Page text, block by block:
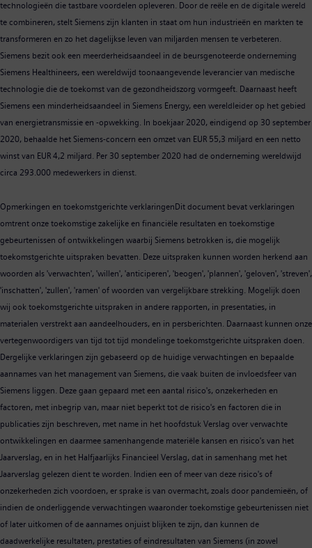
technologieën die tastbare voordelen opleveren. Door de reële en de digitale wereld
te combineren, stelt Siemens zijn klanten in staat om hun industrieën en markten te
transformeren en zo het dagelijkse leven van miljarden mensen te verbeteren.
Siemens bezit ook een meerderheidsaandeel in de beursgenoteerde onderneming
Siemens Healthineers, een wereldwijd toonaangevende leverancier van medische
technologie die de toekomst van de gezondheidszorg vormgeeft. Daarnaast heeft
Siemens een minderheidsaandeel in Siemens Energy, een wereldleider op het gebied
van energietransmissie en -opwekking. In boekjaar 2020, eindigend op 30 september
2020, behaalde het Siemens-concern een omzet van EUR 55,3 miljard en een netto
winst van EUR 4,2 miljard. Per 30 september 2020 had de onderneming wereldwijd
circa 293.000 medewerkers in dienst.
Opmerkingen en toekomstgerichte verklaringenDit document bevat verklaringen
omtrent onze toekomstige zakelijke en financiële resultaten en toekomstige
gebeurtenissen of ontwikkelingen waarbij Siemens betrokken is, die mogelijk
toekomstgerichte uitspraken bevatten. Deze uitspraken kunnen worden herkend aan
woorden als 'verwachten', 'willen', 'anticiperen', 'beogen', 'plannen', 'geloven', 'streven',
'inschatten', 'zullen', 'ramen' of woorden van vergelijkbare strekking. Mogelijk doen
wij ook toekomstgerichte uitspraken in andere rapporten, in presentaties, in
materialen verstrekt aan aandeelhouders, en in persberichten. Daarnaast kunnen onze
vertegenwoordigers van tijd tot tijd mondelinge toekomstgerichte uitspraken doen.
Dergelijke verklaringen zijn gebaseerd op de huidige verwachtingen en bepaalde
aannames van het management van Siemens, die vaak buiten de invloedsfeer van
Siemens liggen. Deze gaan gepaard met een aantal risico's, onzekerheden en
factoren, met inbegrip van, maar niet beperkt tot de risico's en factoren die in
publicaties zijn beschreven, met name in het hoofdstuk Verslag over verwachte
ontwikkelingen en daarmee samenhangende materiële kansen en risico's van het
Jaarverslag, en in het Halfjaarlijks Financieel Verslag, dat in samenhang met het
Jaarverslag gelezen dient te worden. Indien een of meer van deze risico's of
onzekerheden zich voordoen, er sprake is van overmacht, zoals door pandemieën, of
indien de onderliggende verwachtingen waaronder toekomstige gebeurtenissen niet
of later uitkomen of de aannames onjuist blijken te zijn, dan kunnen de
daadwerkelijke resultaten, prestaties of eindresultaten van Siemens (in zowel